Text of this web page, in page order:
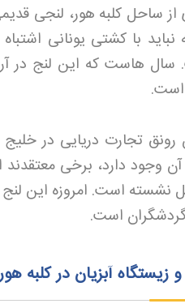
حدود 20 متری از ساحل کلبه
با کشتی یونانی
هاست که این لنج در
است.
تجارت دریایی در
دارد، برخی معتقدند
است. امروزه این لنج
است.
آبزیان در کلبه